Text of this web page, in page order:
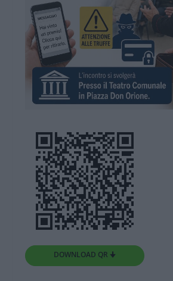
DOWNLOAD QR 🠋